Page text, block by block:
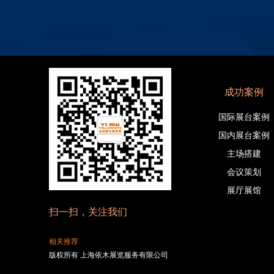
扫一扫，关注我们
成功案例
国际展台案例
国内展台案例
主场搭建
会议策划
展厅展馆
相关推荐
版权所有 上海依木展览服务有限公司